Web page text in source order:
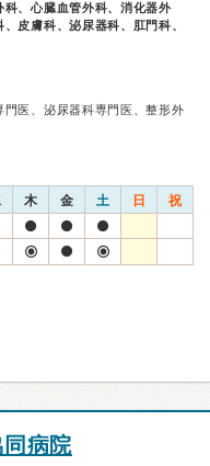
、心臓血管外科、消化器外
皮膚科、泌尿器科、肛門科、
医、泌尿器科専門医、整形外
木 金 土 日 祝
病院